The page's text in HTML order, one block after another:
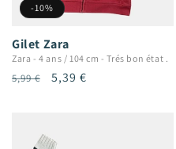
-10%
Gilet Zara
Zara -4 ans / 104 cm -Trés bon état .
Prix
5,99 €
Prix
5,39 €